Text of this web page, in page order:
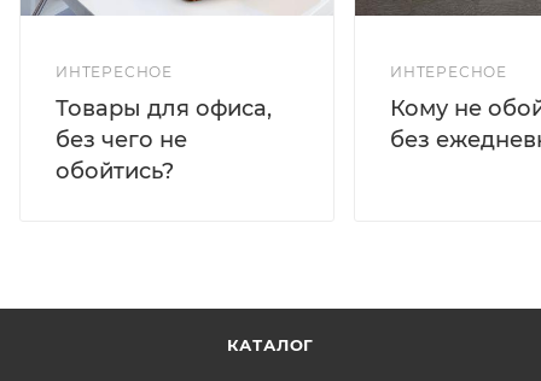
ИНТЕРЕСНОЕ
Товары для офиса,
без чего не
обойтись?
ИНТЕРЕСНОЕ
Кому не
без
КАТАЛОГ